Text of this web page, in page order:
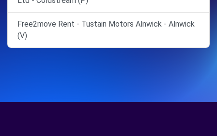
Free2move Rent - Tustain Motors Alnwick - Alnwick
(V)